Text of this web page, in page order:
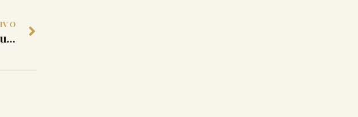
Portale in marmo. Firenze, Ultimo Quarto XVI Secolo ca.